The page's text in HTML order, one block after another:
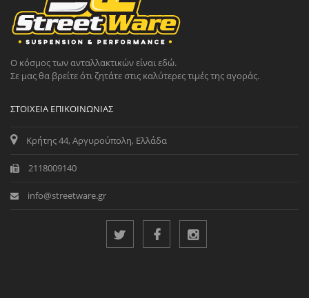
Ο κόσμος των ανταλλακτικών είναι εδώ.
Σε μας θα βρείτε ότι ζητάτε στις καλύτερες τιμές της αγοράς.
ΣΤΟΙΧΕΊΑ ΕΠΙΚΟΙΝΩΝΊΑΣ
Κρήτης 44, Αργυρούπολη, Ελλάδα
2118009140
info@streetware.gr